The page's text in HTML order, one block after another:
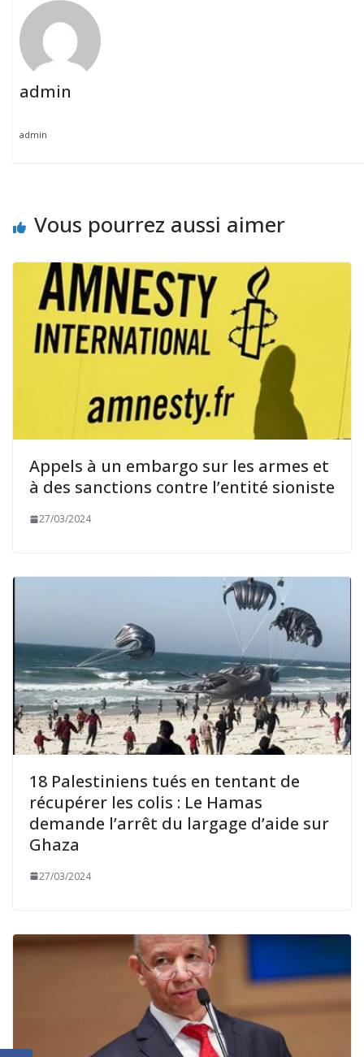
admin
admin
Vous pourrez aussi aimer
Appels à un embargo sur les armes et
à des sanctions contre l’entité sioniste
27/03/2024
18 Palestiniens tués en tentant de
récupérer les colis : Le Hamas
demande l’arrêt du largage d’aide sur
Ghaza
27/03/2024